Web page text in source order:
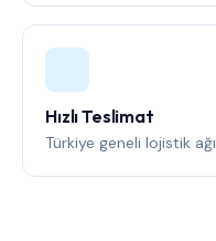
Hızlı Teslimat
Türkiye geneli lojistik ağı